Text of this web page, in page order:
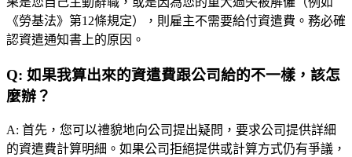
《勞基法》第12條規定），則雇主不需要給付資遣費。務必確
認資遣通知書上的原因。
Q: 如果我算出來的資遣費跟公司給的不一樣，該怎
麼辦？
A: 首先，您可以禮貌地向公司提出疑問，要求公司提供詳細
的資遣費計算明細。如果公司拒絕提供或計算方式仍有爭議，